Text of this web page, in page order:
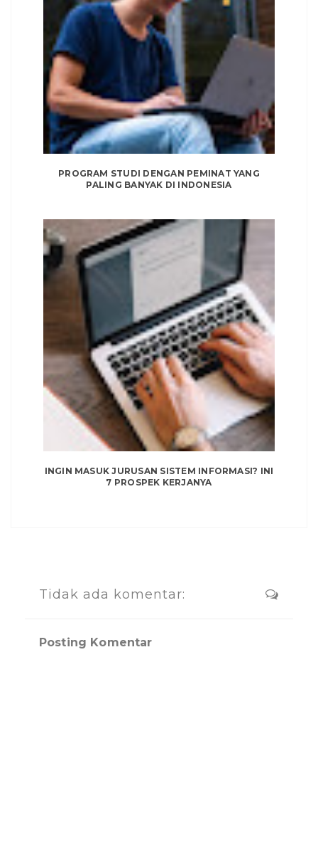
PROGRAM STUDI DENGAN PEMINAT YANG
PALING BANYAK DI INDONESIA
INGIN MASUK JURUSAN SISTEM INFORMASI? INI
7 PROSPEK KERJANYA
Tidak ada komentar:
Posting Komentar